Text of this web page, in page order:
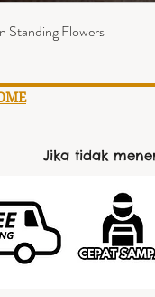
Standing Flowers
Jika tidak